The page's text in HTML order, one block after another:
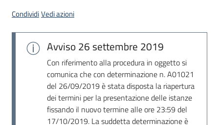
CondividiVedi azioni
Avviso 26 settembre 2019
Con riferimento alla procedura in oggetto si
comunica che con determinazione n. A01021
del 26/09/2019 è stata disposta la riapertura
dei termini per la presentazione delle istanze
fissando il nuovo termine alle ore 23:59 del
17/10/2019. La suddetta determinazione è